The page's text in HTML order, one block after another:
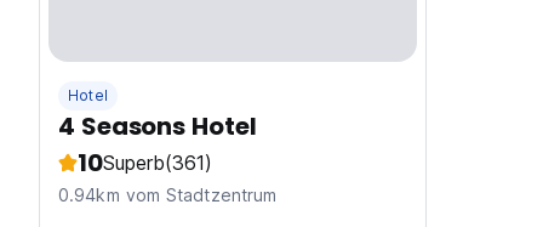
Hotel
4 Seasons Hotel
10Superb(361)
0.94km vom Stadtzentrum